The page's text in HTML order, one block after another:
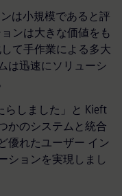
は小規模であると評
ンは大きな価値をも
て手作業による多大
は迅速にソリューシ
らしました」と Kieft
かのシステムと統合
優れたユーザー イン
ションを実現しまし